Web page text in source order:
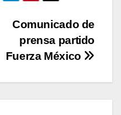
Comunicado de
prensa partido
Fuerza México